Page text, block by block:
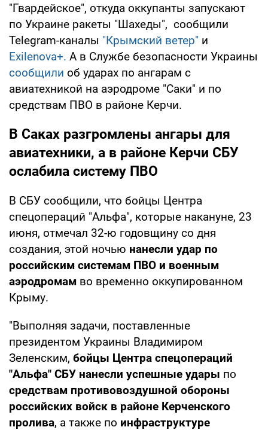
"Гвардейское", откуда оккупанты запускают
по Украине ракеты "Шахеды", сообщили
Telegram-каналы "Крымский ветер" и
Exilenova+. А в Службе безопасности Украины
сообщили об ударах по ангарам с
авиатехникой на аэродроме "Саки" и по
средствам ПВО в районе Керчи.
В Саках разгромлены ангары для
авиатехники, а в районе Керчи СБУ
ослабила систему ПВО
В СБУ сообщили, что бойцы Центра
спецопераций "Альфа", которые накануне, 23
июня, отмечал 32-ю годовщину со дня
создания, этой ночью нанесли удар по
российским системам ПВО и военным
аэродромам во временно оккупированном
Крыму.
"Выполняя задачи, поставленные
президентом Украины Владимиром
Зеленским, бойцы Центра спецопераций
"Альфа" СБУ нанесли успешные удары по
средствам противовоздушной обороны
российских войск в районе Керченского
пролива, а также по инфраструктуре